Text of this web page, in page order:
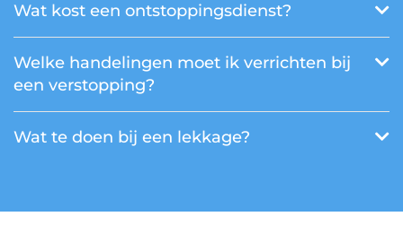
Wat kost een ontstoppingsdienst?
Welke handelingen moet ik verrichten bij
een verstopping?
Wat te doen bij een lekkage?